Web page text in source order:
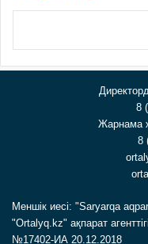
8
Жарнама
8
Меншік иесі: "Saryarqa
"Ortalyq.kz" ақпарат агенттігі
№17402-ИА 20.12.2018